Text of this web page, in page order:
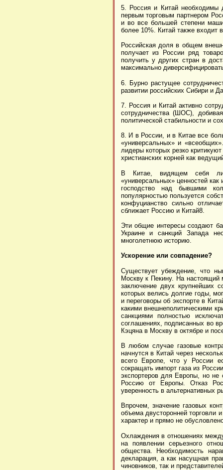
5. Россия и Китай необходимы
первым торговым партнером
и во все большей степени
более 10%. Китай также входит
Российская доля в общем
получает из России ряд
получить у других стран в
максимально
6. Бурно растущее
развитии российских Сибири и
7. Россия и Китай активно
сотрудничества (ШОС),
политической стабильности и
8. И в России, и в Китае все
«универсальных» и
лидеры которых резко
христианских корней как
В Китае, видящем себя
«универсальных» ценностей
господство над бывшими
популярностью пользуется
конфуцианство сильно
сближает Россию и Китай8.
Эти общие интересы создают
Украине и санкций Запада
многолетнюю историю.
Ускорение или совпадение?
Существует убеждение, что
Москву к Пекину. На настоящий
заключение двух крупнейших
которых велись долгие годы,
и переговоры об экспорте в
какими внешнеполитическими
санкциями полностью
соглашениях, подписанных во
Кэцяна в Москву в октябре и
В любом случае газовые
начнутся в Китай через
всего Европе, что у России
сокращать импорт газа из
экспортеров для Европы, но не
Россию от Европы. Отказ
уверенность в альтернативных
Впрочем, значение газовых
объема двусторонней торговли
характер и прямо не
Охлаждения в отношениях
на появлении серьезного
общества. Необходимость
декларация, а как насущная
чиновников, так и